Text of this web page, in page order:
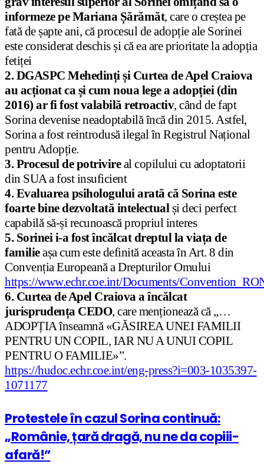
informeze pe Mariana Șărămăt, care o creștea pe
fată de șapte ani, că procesul de adopție ale Sorinei
este considerat deschis și că ea are prioritate la adopția
fetiței
2. DGASPC Mehedinți și Curtea de Apel Craiova
au acționat ca și cum noua lege a adopției (din
2016) ar fi fost valabilă retroactiv, când de fapt
Sorina devenise neadoptabilă încă din 2015. Astfel,
Sorina a fost reintrodusă ilegal în Registrul Național
pentru Adopție.
3. Procesul de potrivireal copilului cu adoptatorii
din SUA a fost insuficient
4. Evaluarea psihologului arată că Sorina este
foarte bine dezvoltată intelectual și deci perfect
capabilă să-și recunoască propriul interes
5. Sorinei i-a fost încălcat dreptul la viața de
familieașa cum este definită aceasta în Art. 8 din
Convenția Europeană a Drepturilor Omului
https://www.echr.coe.int/Documents/
6. Curtea de Apel Craiova a încălcat
jurisprudența CEDO, care menționează că „…
ADOPȚIA înseamnă «GĂSIREA UNEI FAMILII
PENTRU UN COPIL, IAR NU A UNUI COPIL
PENTRU O FAMILIE»”.
https://hudoc.echr.coe.int/eng-press?i=003-1035397-
1071177
Protestele în cazul Sorina continuă:
„Românie, țară dragă, nu ne da copiii-
afară!”